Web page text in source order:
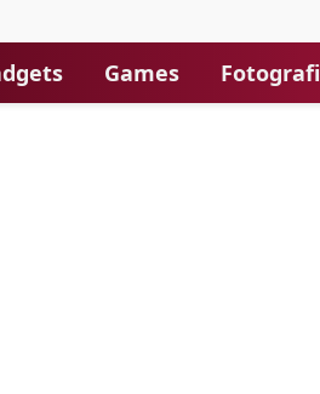
Games Fotografi